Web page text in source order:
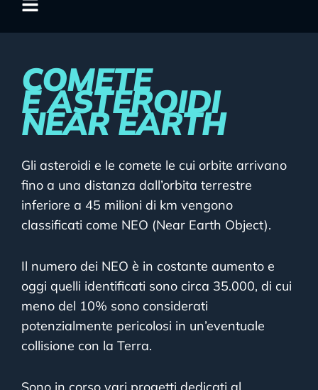
COMETE
E ASTEROIDI
NEAR EARTH
Gli asteroidi e le comete le cui orbite arrivano
fino a una distanza dall’orbita terrestre
inferiore a 45 milioni di km vengono
classificati come NEO (Near Earth Object).
Il numero dei NEO è in costante aumento e
oggi quelli identificati sono circa 35.000, di cui
meno del 10% sono considerati
potenzialmente pericolosi in un’eventuale
collisione con la Terra.